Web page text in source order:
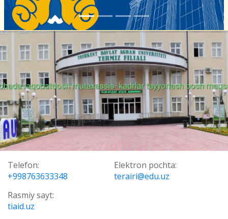
Telefon:
+998763633348
Elektron pochta:
terairi@edu.uz
Rasmiy sayt:
tiaid.uz